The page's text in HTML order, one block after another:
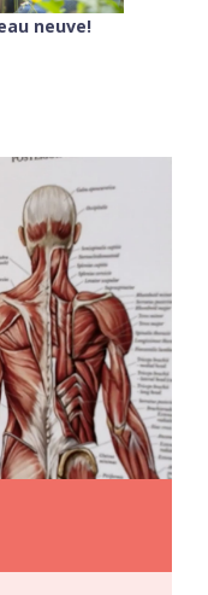
neuve!